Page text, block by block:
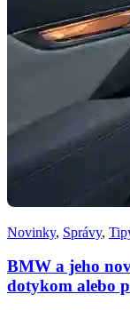
Novinky, Správy,
BMW a jeho
dotykom alebo